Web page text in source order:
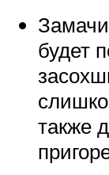
будет
также